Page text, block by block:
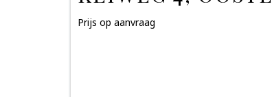
Prijs op aanvraag